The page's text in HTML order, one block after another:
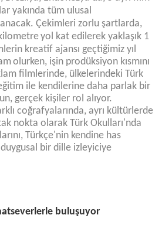
yakında tüm ulusal
Çekimleri zorlu şartlarda,
yol kat edilerek yaklaşık 1
kreatif ajansı geçtiğimiz yıl
olurken, işin prodüksiyon kısmını
filmlerinde, ülkelerindeki Türk
ile kendilerine daha parlak bir
gerçek kişiler rol alıyor.
coğrafyalarında, ayrı kültürlerde
nokta olarak Türk Okulları'nda
Türkçe'nin kendine has
bir dille izleyiciye
buluşuyor